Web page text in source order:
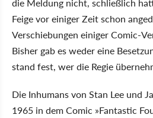
Feige vor einiger Zeit schon
Verschiebungen einiger Comic-
Bisher gab es weder eine
stand fest, wer die Regie
Die Inhumans von Stan Lee und
1965 in dem Comic »Fantastic